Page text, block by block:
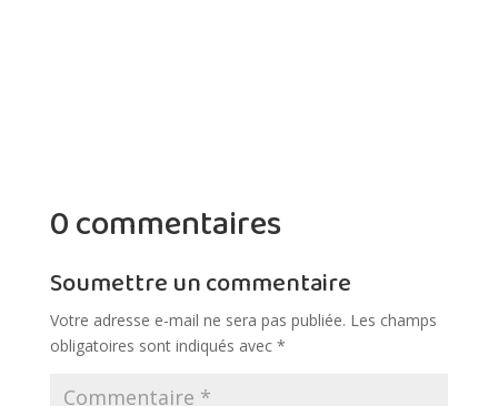
0 commentaires
Soumettre un commentaire
Votre adresse e-mail ne sera pas publiée. Les champs
obligatoires sont indiqués avec *